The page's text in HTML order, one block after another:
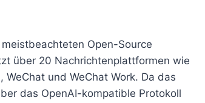
Open-Source
über 20 Nachrichtenplattformen wie
und WeChat Work. Da das
das OpenAI-kompatible Protokoll